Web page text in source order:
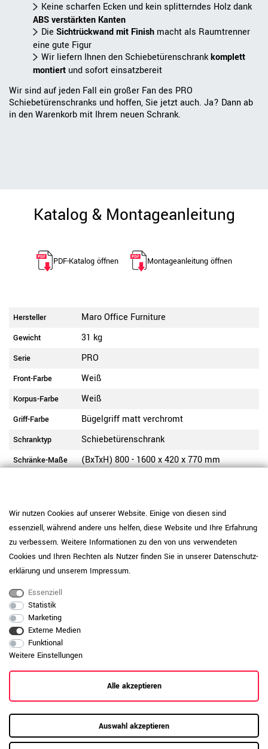
Keine scharfen Ecken und kein splitterndes Holz dank
ABS verstärkten Kanten
Die Sichtrückwand mit Finishmacht als Raumtrenner
eine gute Figur
Wir liefern Ihnen den Schiebetürenschrankkomplett
montiert und sofort einsatzbereit
Wir sind auf jeden Fall ein großer Fan des PRO
Schiebetürenschranks und hoffen, Sie jetzt auch. Ja? Dann ab
in den Warenkorb mit Ihrem neuen Schrank.
Katalog & Montageanleitung
PDF-Katalog öffnen Montageanleitung öffnen
Hersteller Maro Office Furniture
Gewicht 31 kg
Serie PRO
Front-Farbe Weiß
Korpus-Farbe Weiß
Griff-Farbe Bügelgriff matt verchromt
Schranktyp Schiebetürenschrank
Schränke-Maße (BxTxH) 800 - 1600 x 420 x 770 mm
Ausstattung
Korpus fest verleimt | Rückwand beidseitig
mit Dekoroberfläche zur offenen
Raumaufstellung | Schränke ab 1000 mm
Breite mit Mittelwand | Durchgängige
Lochreihenbohrung, 32 mm Rasterung zur
Ordnerhöhe
Abschließbar
Lehmann® | Mit Wechselzylinder
Beidseitige Melaminharzbeschichtung -
kratzfest, lange haltbar, lichtbeständig,
wasserabweisend
E05- und CARB2-zertifizierte
Flachpressplatten
Wir nutzen Cookies auf unserer Website. Einige von diesen sind
essenziell, während andere uns helfen, diese Website und Ihre Erfahrung
zu verbessern. Weitere Informationen zu den von uns verwendeten
Cookies und Ihren Rechten als Nutzer finden Sie in unserer Daten­schutz­
erklärung und unserem Impressum.
Essenziell
Statistik
Marketing
Externe Medien
Funktional
Weitere Einstellungen
Alle akzeptieren
Auswahl akzeptieren